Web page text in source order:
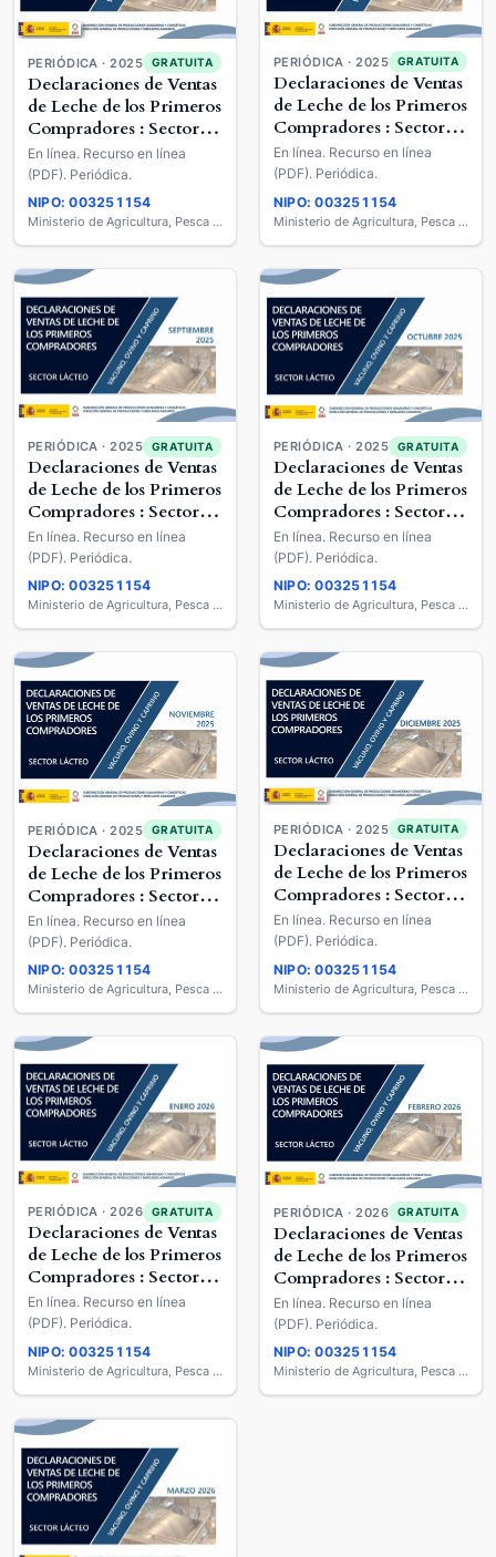
PERIÓDICA · 2025 GRATUITA
Declaraciones de Ventas
de Leche de los Primeros
Compradores : Sector
Lácteo : Vacuno, Ovino
y Caprino
En línea. Recurso en línea
(PDF). Periódica.
NIPO: 003251154
Ministerio de Agricultura, Pesca y Alimentación
PERIÓDICA · 2025 GRATUITA
Declaraciones de Ventas
de Leche de los Primeros
Compradores : Sector
Lácteo : Vacuno, Ovino
y Caprino
En línea. Recurso en línea
(PDF). Periódica.
NIPO: 003251154
Ministerio de Agricultura, Pesca y Alimentación
PERIÓDICA · 2025 GRATUITA
Declaraciones de Ventas
de Leche de los Primeros
Compradores : Sector
Lácteo : Vacuno, Ovino
y Caprino
En línea. Recurso en línea
(PDF). Periódica.
NIPO: 003251154
Ministerio de Agricultura, Pesca y Alimentación
PERIÓDICA · 2025 GRATUITA
Declaraciones de Ventas
de Leche de los Primeros
Compradores : Sector
Lácteo : Vacuno, Ovino
y Caprino
En línea. Recurso en línea
(PDF). Periódica.
NIPO: 003251154
Ministerio de Agricultura, Pesca y Alimentación
PERIÓDICA · 2025 GRATUITA
Declaraciones de Ventas
de Leche de los Primeros
Compradores : Sector
Lácteo : Vacuno, Ovino
y Caprino
En línea. Recurso en línea
(PDF). Periódica.
NIPO: 003251154
Ministerio de Agricultura, Pesca y Alimentación
PERIÓDICA · 2025 GRATUITA
Declaraciones de Ventas
de Leche de los Primeros
Compradores : Sector
Lácteo : Vacuno, Ovino
y Caprino
En línea. Recurso en línea
(PDF). Periódica.
NIPO: 003251154
Ministerio de Agricultura, Pesca y Alimentación
PERIÓDICA · 2026 GRATUITA
Declaraciones de Ventas
de Leche de los Primeros
Compradores : Sector
Lácteo : Vacuno, Ovino
y Caprino
En línea. Recurso en línea
(PDF). Periódica.
NIPO: 003251154
Ministerio de Agricultura, Pesca y Alimentación
PERIÓDICA · 2026 GRATUITA
Declaraciones de Ventas
de Leche de los Primeros
Compradores : Sector
Lácteo : Vacuno, Ovino
y Caprino
En línea. Recurso en línea
(PDF). Periódica.
NIPO: 003251154
Ministerio de Agricultura, Pesca y Alimentación